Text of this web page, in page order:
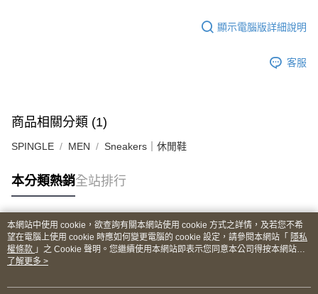
顯示電腦版詳細說明
客服
商品相關分類 (1)
SPINGLE MEN Sneakers｜休閒鞋
本分類熱銷全站排行
熱門標籤
本網站中使用 cookie，欲查詢有關本網站使用 cookie 方式之詳情，及若您不希
望在電腦上使用 cookie 時應如何變更電腦的 cookie 設定，請參閱本網站「 隱私
權條款 」之 Cookie 聲明。您繼續使用本網站即表示您同意本公司得按本網站使
用條款之 Cookie 聲明使用 cookie。
了解更多 >